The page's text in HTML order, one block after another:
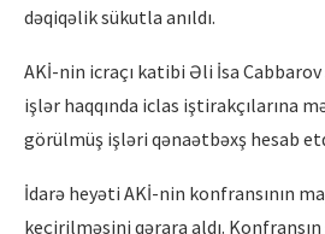
dəqiqəlik sükutla anıldı.
AKİ-nin icraçı katibi Əli İsa
işlər haqqında iclas iştirakçılarına
görülmüş işləri qənaətbəxş hesab
İdarə heyəti AKİ-nin konfransının
keçirilməsini qərara aldı.